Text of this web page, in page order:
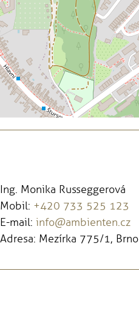
Ing. Monika Russeggerová
Mobil: +420 733 525 123
E-mail: info@ambienten.cz
Adresa: Mezírka 775/1, Brno